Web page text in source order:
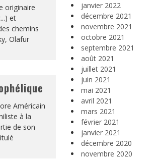
originaire
et
chemins
Olafur
Américain
à la
de son
janvier 2022
décembre 2021
novembre 2021
octobre 2021
septembre 2021
août 2021
juillet 2021
juin 2021
mai 2021
avril 2021
mars 2021
février 2021
janvier 2021
décembre 2020
novembre 2020